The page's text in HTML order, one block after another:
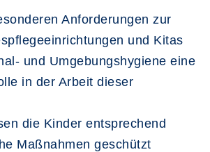
Anforderungen zur
und Kitas
und Umgebungshygiene eine
in der Arbeit dieser
die Kinder entsprechend
Maßnahmen geschützt